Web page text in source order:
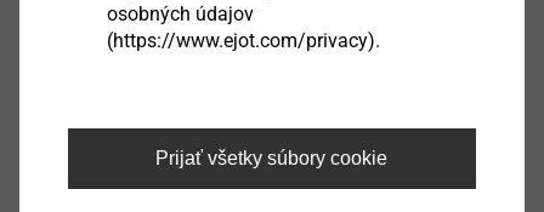
Iso-Corner Kit BA
osobných údajov
(https://www.ejot.com/privacy).
Prijať všetky súbory cookie